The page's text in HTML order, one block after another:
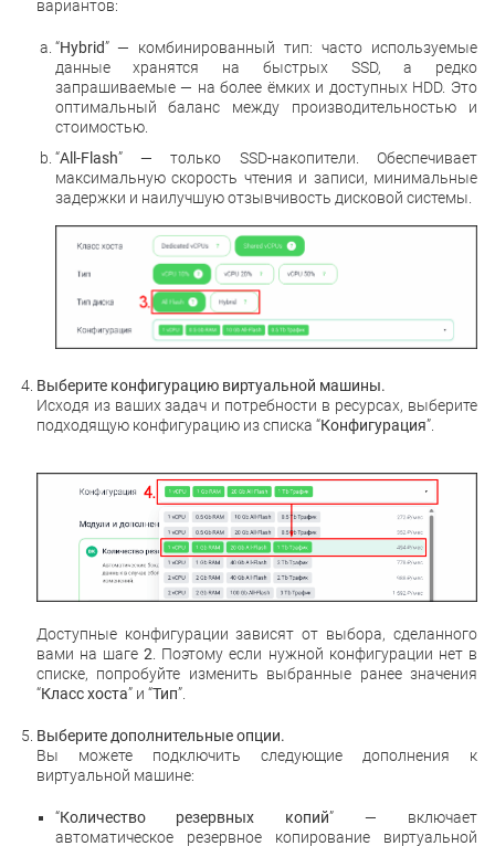
вариантов:
“Hybrid” — комбинированный тип: часто используемые
данные хранятся на быстрых SSD, а редко
запрашиваемые — на более ёмких и доступных HDD. Это
оптимальный баланс между производительностью и
стоимостью.
“All-Flash” — только SSD-накопители. Обеспечивает
максимальную скорость чтения и записи, минимальные
задержки и наилучшую отзывчивость дисковой системы.
Выберите конфигурацию виртуальной машины.
Исходя из ваших задач и потребности в ресурсах, выберите
подходящую конфигурацию из списка “Конфигурация”.
Доступные конфигурации зависят от выбора, сделанного
вами на шаге2. Поэтому если нужной конфигурации нет в
списке, попробуйте изменить выбранные ранее значения
“Класс хоста” и “Тип”.
Выберите дополнительные опции.
Вы можете подключить следующие дополнения к
виртуальной машине:
“Количество резервных копий” —
включает
автоматическое резервное копирование виртуальной